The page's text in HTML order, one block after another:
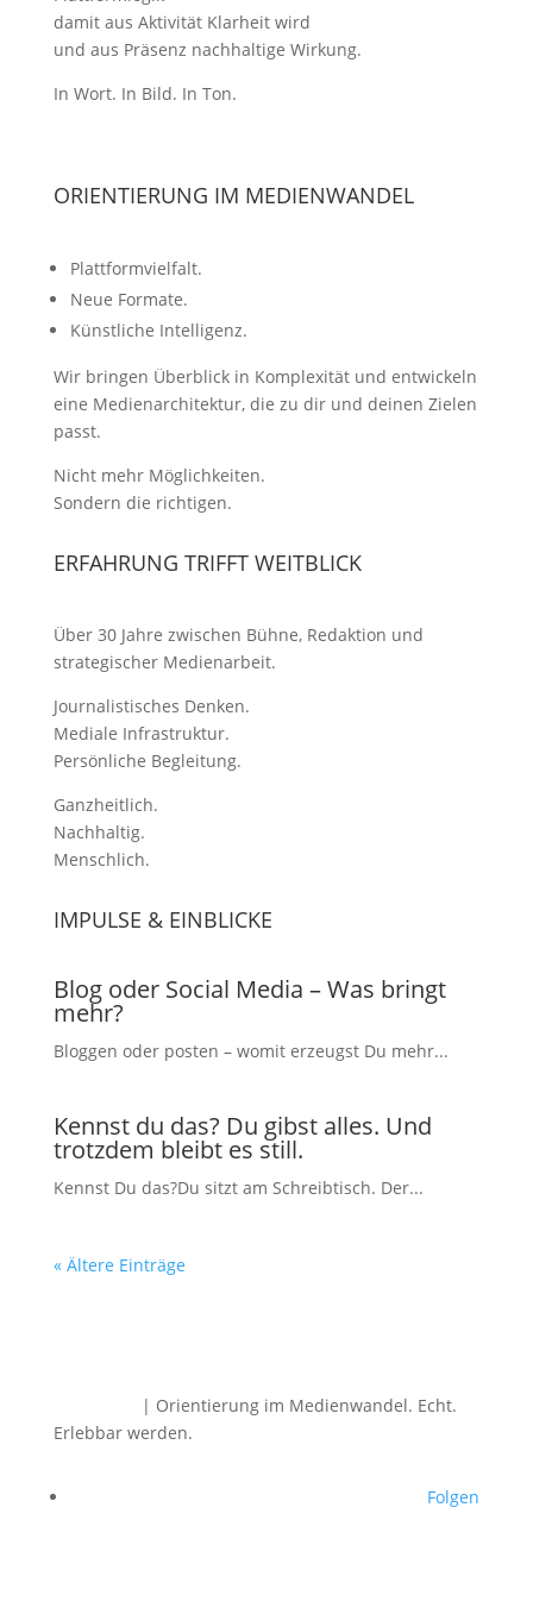
damit aus Aktivität Klarheit wird
und aus Präsenz nachhaltige Wirkung.
In Wort. In Bild. In Ton.
ORIENTIERUNG IM MEDIENWANDEL
Plattformvielfalt.
Neue Formate.
Künstliche Intelligenz.
Wir bringen Überblick in Komplexität und entwickeln
eine Medienarchitektur, die zu dir und deinen Zielen
passt.
Nicht mehr Möglichkeiten.
Sondern die richtigen.
ERFAHRUNG TRIFFT WEITBLICK
Über 30 Jahre zwischen Bühne, Redaktion und
strategischer Medienarbeit.
Journalistisches Denken.
Mediale Infrastruktur.
Persönliche Begleitung.
Ganzheitlich.
Nachhaltig.
Menschlich.
IMPULSE & EINBLICKE
Blog oder Social Media – Was bringt
mehr?
Bloggen oder posten – womit erzeugst Du mehr...
Kennst du das? Du gibst alles. Und
trotzdem bleibt es still.
Kennst Du das?Du sitzt am Schreibtisch. Der...
« Ältere Einträge
| Orientierung im Medienwandel. Echt.
Erlebbar werden.
Folgen